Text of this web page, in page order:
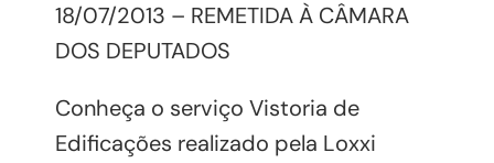
18/07/2013 – REMETIDA À CÂMARA
DOS DEPUTADOS
Conheça o serviço Vistoria de
Edificações realizado pela Loxxi